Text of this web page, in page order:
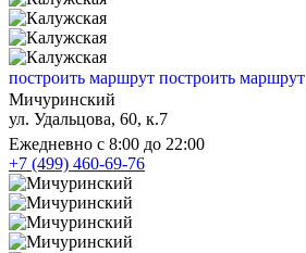
построить маршрут построить маршрут
Мичуринский
ул. Удальцова, 60, к.7
Ежедневно с 8:00 до 22:00
+7 (499) 460-69-76